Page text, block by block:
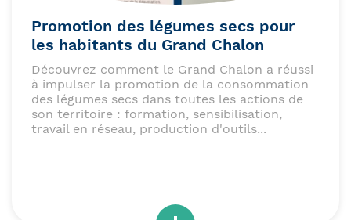
Promotion des légumes secs pour
les habitants du Grand Chalon
Découvrez comment le Grand Chalon a réussi
à impulser la promotion de la consommation
des légumes secs dans toutes les actions de
son territoire : formation, sensibilisation,
travail en réseau, production d'outils...